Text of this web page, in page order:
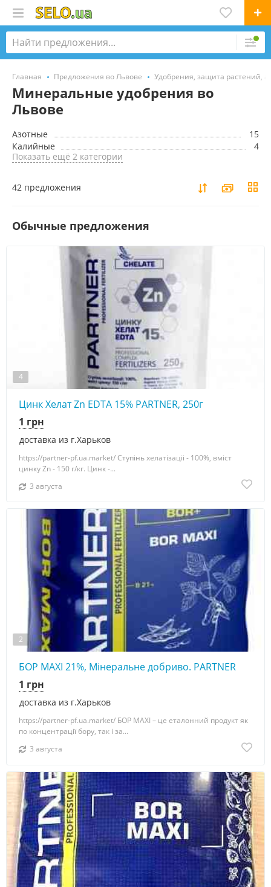
Главная Предложения во Львове Удобрения, защита растений,
Минеральные удобрения во
Львове
Азотные
15
Калийные
4
Показать ещё 2 категории
42 предложения
Обычные предложения
4
Цинк Хелат Zn EDTA 15% PARTNER, 250г
доставка из г.Харьков
1 грн
https://partner-pf.ua.market/ Ступінь хелатізаціі - 100%, вміст
цинку Zn - 150 г/кг. Цинк -...
3 августа
2
БОР MAXI 21%, Мінеральне добриво. PARTNER
доставка из г.Харьков
1 грн
https://partner-pf.ua.market/ БОР MAXI – це еталонний продукт як
по концентрації бору, так і за...
3 августа